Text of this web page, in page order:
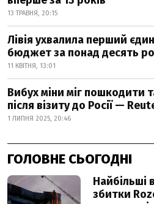
13 ТРАВНЯ, 20:15
Лівія ухвалила перший
бюджет за понад десять
11 КВІТНЯ, 13:01
Вибух міни міг пошкодити
після візиту до Росії —
1 ЛИПНЯ 2025, 20:46
ГОЛОВНЕ СЬОГОДНІ
Найбільші
збитки